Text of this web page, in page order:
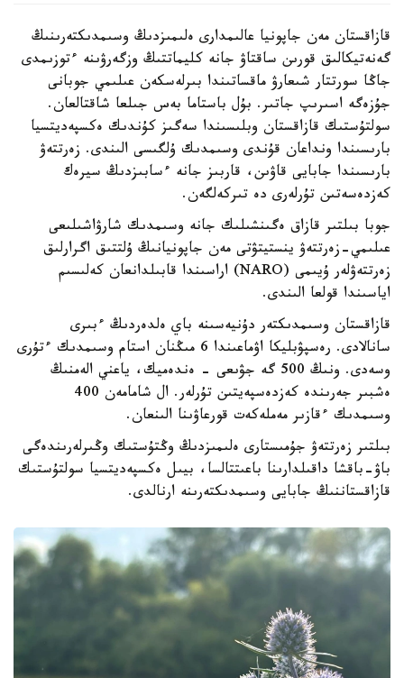
قازاقستان مەن جاپونيا عالىمدارى ەلىمىزدىڭ وسىمدىكتەرىنىڭ
گەنەتيكالىق قورىن ساقتاۋ جانە كليماتتىڭ وزگەرۋىنە ءتوزىمدى
جاڭا سورتتار شىعارۋ ماقساتىندا بىرلەسكەن عىلىمي جوبانى
جۇزەگە اسىرىپ جاتىر. بۇل باستاما بەس جىلعا شاقتالعان.
سولتۇستىك قازاقستان وبلىسىندا سەگىز كۇندىك ەكسپەديتسيا
بارىسىندا ونداعان قۇندى وسىمدىك ۇلگىسى الىندى. زەرتتەۋ
بارىسىندا جابايى قاۋىن، قاربىز جانە ءسابىزدىڭ سيرەك
كەزدەسەتىن تۇرلەرى دە تىركەلگەن.
جوبا بىلتىر قازاق ەگىنشىلىك جانە وسىمدىك شارۋاشىلىعى
عىلىمي-زەرتتەۋ ينستيتۋتى مەن جاپونيانىڭ ۇلتتىق اگرارلىق
زەرتتەۋلەر ۇيىمى (NARO) اراسىندا قابىلدانعان كەلىسىم
اياسىندا قولعا الىندى.
قازاقستان وسىمدىكتەر دۇنيەسىنە باي ەلدەردىڭ ءبىرى
سانالادى. رەسپۋبليكا اۋماعىندا 6 مىڭنان استام وسىمدىك ءتۇرى
وسەدى. ونىڭ 500 گە جۋىعى - ەندەميك، ياعني الەمنىڭ
ەشبىر جەرىندە كەزدەسپەيتىن تۇرلەر. ال شامامەن 400
وسىمدىك ءقازىر مەملەكەت قورعاۋىنا الىنعان.
بىلتىر زەرتتەۋ جۇمىستارى ەلىمىزدىڭ وڭتۇستىك وڭىرلەرىندەگى
باۋ-باقشا داقىلدارىنا باعىتتالسا، بيىل ەكسپەديتسيا سولتۇستىك
قازاقستاننىڭ جابايى وسىمدىكتەرىنە ارنالدى.